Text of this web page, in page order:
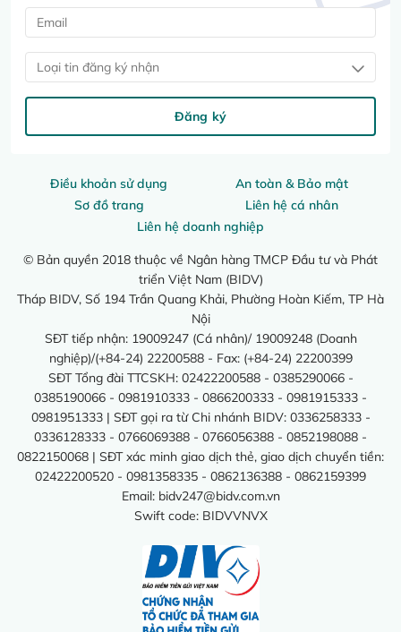
Điều khoản sử dụng
An toàn & Bảo mật
Sơ đồ trang
Liên hệ cá nhân
Liên hệ doanh nghiệp
© Bản quyền 2018 thuộc về Ngân hàng TMCP Đầu tư và Phát
triển Việt Nam (BIDV)
Tháp BIDV, Số 194 Trần Quang Khải, Phường Hoàn Kiếm, TP Hà
Nội
SĐT tiếp nhận: 19009247 (Cá nhân)/ 19009248 (Doanh
nghiệp)/(+84-24) 22200588 - Fax: (+84-24) 22200399
SĐT Tổng đài TTCSKH: 02422200588 - 0385290066 -
0385190066 - 0981910333 - 0866200333 - 0981915333 -
0981951333 | SĐT gọi ra từ Chi nhánh BIDV: 0336258333 -
0336128333 - 0766069388 - 0766056388 - 0852198088 -
0822150068 | SĐT xác minh giao dịch thẻ, giao dịch chuyển tiền:
02422200520 - 0981358335 - 0862136388 - 0862159399
Email: bidv247@bidv.com.vn
Swift code: BIDVVNVX
Loại tin đăng ký nhận
Đăng ký